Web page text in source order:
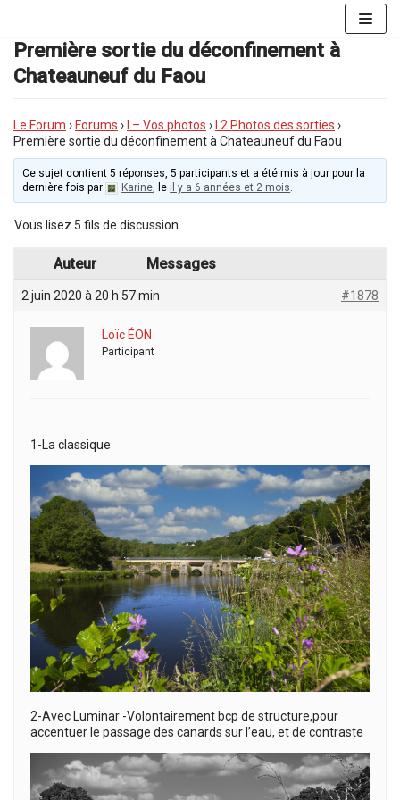
au
contenu
Première sortie du déconfinement à
Chateauneuf du Faou
Le Forum › Forums › I – Vos photos › I.2 Photos des sorties ›
Première sortie du déconfinement à Chateauneuf du Faou
Ce sujet contient 5 réponses, 5 participants et a été mis à jour pour la
dernière fois par
Karine, le il y a 6 années et 2 mois.
Vous lisez 5 fils de discussion
Auteur Messages
2 juin 2020 à 20 h 57 min #1878
Loïc ÉON
Participant
1-La classique
2-Avec Luminar -Volontairement bcp de structure,pour
accentuer le passage des canards sur l’eau, et de contraste